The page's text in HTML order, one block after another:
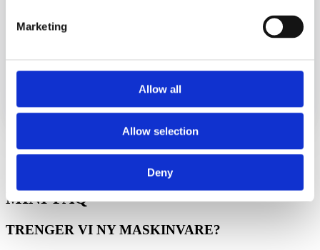
Marketing
Allow all
Allow selection
Deny
Små justeringer i butikkeksponering og bemanning kan øke
Forbehold: Beregningene er hypotetiske og ikke en garanti for
MINI-FAQ
TRENGER VI NY MASKINVARE?